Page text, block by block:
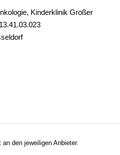
Kinderklinik Großer
den jeweiligen Anbieter.